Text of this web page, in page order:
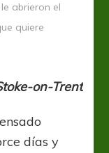
abrieron el
quiere
on-Trent
días y